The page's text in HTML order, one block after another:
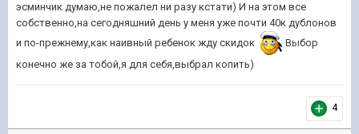
эсминчик думаю,не пожалел ни разу кстати) И на этом все
собственно,на сегодняшний день у меня уже почти 40к дублонов
и по-прежнему,как наивный ребенок жду скидок
Выбор
конечно же за тобой,я для себя,выбрал копить)
4